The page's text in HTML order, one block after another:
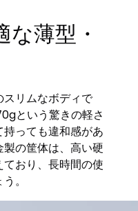
薄型・
リムなボディで
という驚きの軽さ
っても違和感があ
の筐体は、高い硬
おり、長時間の使
。